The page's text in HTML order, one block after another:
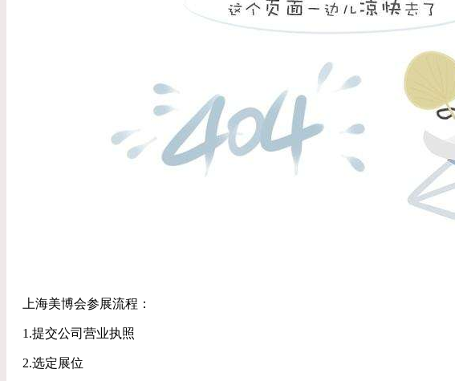
上海美博会参展流程：
1.提交公司营业执照
2.选定展位